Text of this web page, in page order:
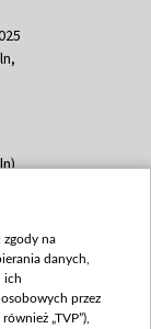
zgody na
danych,
ich
przez
„TVP”),